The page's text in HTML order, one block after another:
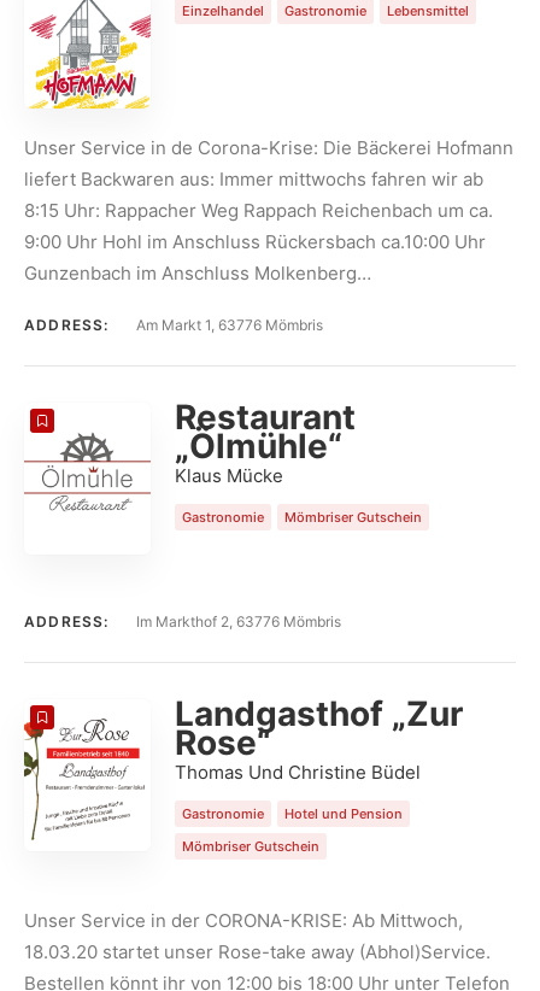
Einzelhandel Gastronomie Lebensmittel
Unser Service in de Corona-Krise: Die Bäckerei Hofmann
liefert Backwaren aus: Immer mittwochs fahren wir ab
8:15 Uhr: Rappacher Weg Rappach Reichenbach um ca.
9:00 Uhr Hohl im Anschluss Rückersbach ca.10:00 Uhr
Gunzenbach im Anschluss Molkenberg…
ADDRESS: Am Markt 1, 63776 Mömbris
Restaurant
„Ölmühle“
Klaus Mücke
Gastronomie Mömbriser Gutschein
ADDRESS: Im Markthof 2, 63776 Mömbris
Landgasthof „Zur
Rose“
Thomas Und Christine Büdel
Gastronomie
Hotel und Pension
Mömbriser Gutschein
Unser Service in der CORONA-KRISE: Ab Mittwoch,
18.03.20 startet unser Rose-take away (Abhol)Service.
Bestellen könnt ihr von 12:00 bis 18:00 Uhr unter Telefon